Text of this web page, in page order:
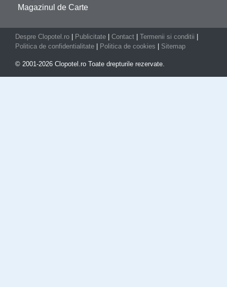
Magazinul de Carte
Despre Clopotel.ro Publicitate Contact Termenii si conditii
Politica de confidentialitate
Politica de cookies Sitemap
© 2001-2026 Clopotel.ro Toate drepturile rezervate.